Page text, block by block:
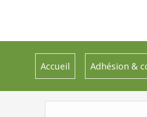
Accueil Adhésion &